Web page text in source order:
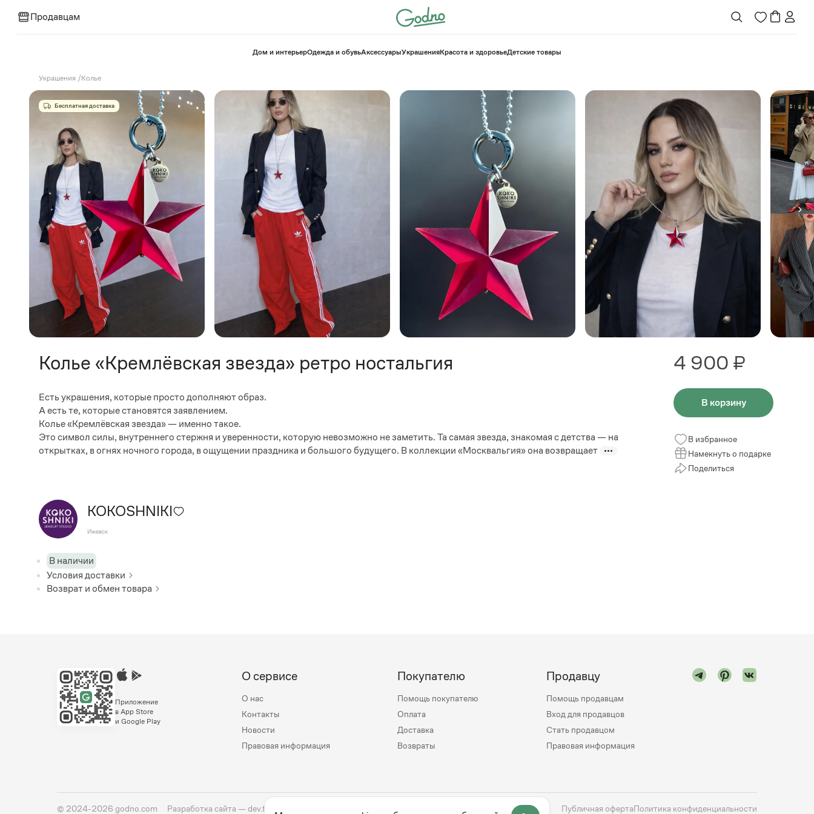
Продавцам
⁠Дом и интерьерОдежда и обувьАксессуарыУкрашенияКрасота и здоровье⁠Детские товары
Украшения /Колье
Бесплатная доставка
Колье «Кремлёвская звезда» ретро ностальгия
Есть украшения, которые просто дополняют образ.
А есть те, которые становятся заявлением.
Колье «Кремлёвская звезда» — именно такое.
Это символ силы, внутреннего стержня и уверенности, которую невозможно не заметить. Та самая звезда, знакомая с детства — на
открытках, в огнях ночного города, в ощущении праздника и большого будущего. В коллекции «Москвальгия» она возвращает
KOKOSHNIKI
Ижевск
В наличии
Условия доставки
Возврат и обмен товара
4 900 ₽
В корзину
В избранное
Намекнуть о подарке
Поделиться
Приложение
в App Store
и Google Play
О сервисе
О нас
Контакты
Новости
Правовая информация
Покупателю
Помощь покупателю
Оплата
Доставка
Возвраты
Продавцу
Помощь продавцам
Вход для продавцов
Стать продавцом
Правовая информация
© 2024-2026 godno.com Разработка сайта —dev.family Публичная офертаПолитика конфиденциальности